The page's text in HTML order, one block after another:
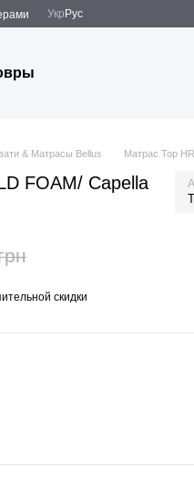
Укр Рус
& Матрасы Bellus Матрас Top
FOAM/ Capella
скидки